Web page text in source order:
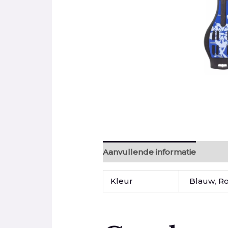
Aanvullende informatie
Kleur Blauw,